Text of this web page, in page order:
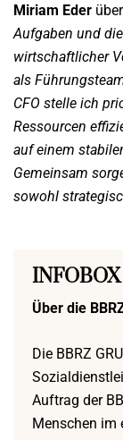
Miriam Eder
Aufgaben und
wirtschaftlicher
als
CFO stelle ich
Ressourcen
auf einem
Gemeinsam
sowohl
INFOBOX
Über die
Die BBRZ
Auftrag der
Menschen im